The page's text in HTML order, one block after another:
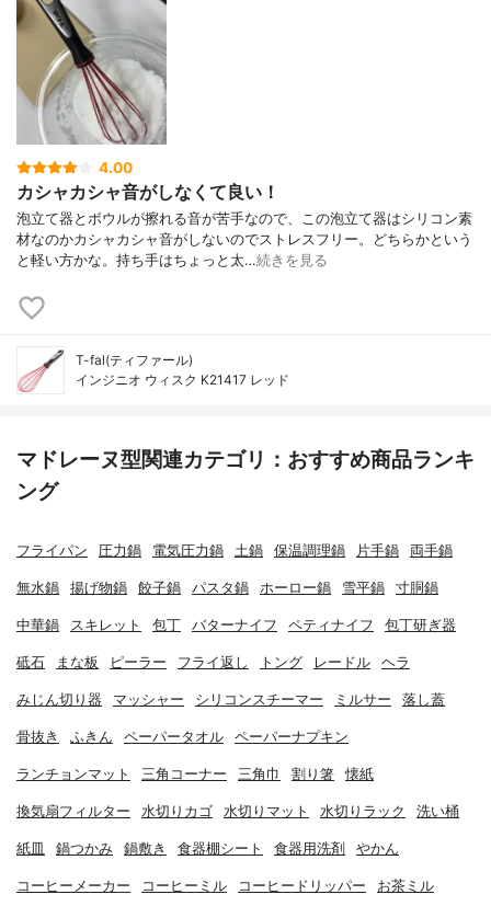
4.00
カシャカシャ音がしなくて良い！
泡立て器とボウルが擦れる音が苦手なので、この泡立て器はシリコン素
材なのかカシャカシャ音がしないのでストレスフリー。どちらかという
と軽い方かな。持ち手はちょっと太…続きを見る
T-fal(ティファール)
インジニオ ウィスク K21417 レッド
マドレーヌ型関連カテゴリ：おすすめ商品ランキ
ング
フライパン 圧力鍋 電気圧力鍋 土鍋 保温調理鍋 片手鍋 両手鍋
無水鍋 揚げ物鍋 餃子鍋 パスタ鍋 ホーロー鍋 雪平鍋 寸胴鍋
中華鍋 スキレット 包丁 バターナイフ ペティナイフ 包丁研ぎ器
砥石 まな板 ピーラー フライ返し トング レードル ヘラ
みじん切り器 マッシャー シリコンスチーマー ミルサー 落し蓋
骨抜き ふきん ペーパータオル ペーパーナプキン
ランチョンマット 三角コーナー 三角巾 割り箸 懐紙
換気扇フィルター 水切りカゴ 水切りマット 水切りラック 洗い桶
紙皿 鍋つかみ 鍋敷き 食器棚シート 食器用洗剤 やかん
コーヒーメーカー コーヒーミル コーヒードリッパー お茶ミル